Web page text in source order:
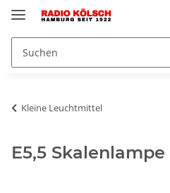
Kleine Leuchtmittel
E5,5 Skalenlampe